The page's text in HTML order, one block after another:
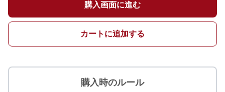
購入画面に進む
カートに追加する
購入時のルール